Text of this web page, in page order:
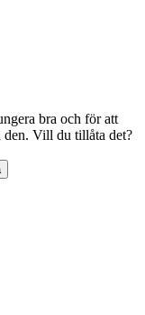
bra och för att
den. Vill du tillåta det?